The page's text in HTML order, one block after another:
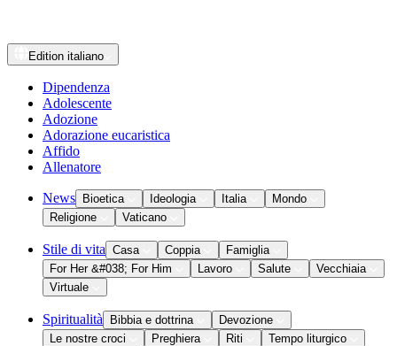
Edition italiano
Dipendenza
Adolescente
Adozione
Adorazione eucaristica
Affido
Allenatore
News Bioetica Ideologia Italia
Mondo
Religione
Vaticano
Stile di vita Casa Coppia
Famiglia
For Her &#038; For Him
Lavoro Salute
Vecchiaia
Virtuale
Spiritualità Bibbia e dottrina
Devozione
Le nostre croci
Preghiera Riti
Tempo liturgico